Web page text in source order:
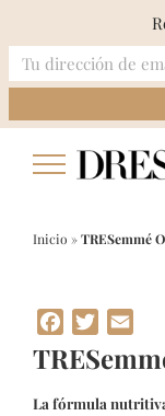
Inicio »TRESemmé
Facebook
Twitter
La fórmula